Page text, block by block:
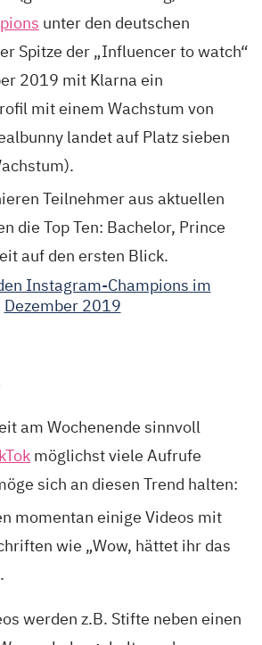
unter den deutschen
Spitze der „Influencer to watch“
2019 mit Klarna ein
mit einem Wachstum von
landet auf Platz sieben
Teilnehmer aus aktuellen
die Top Ten: Bachelor, Prince
auf den ersten Blick.
am Wochenende sinnvoll
möglichst viele Aufrufe
sich an diesen Trend halten:
momentan einige Videos mit
wie „Wow, hättet ihr das
werden z.B. Stifte neben einen